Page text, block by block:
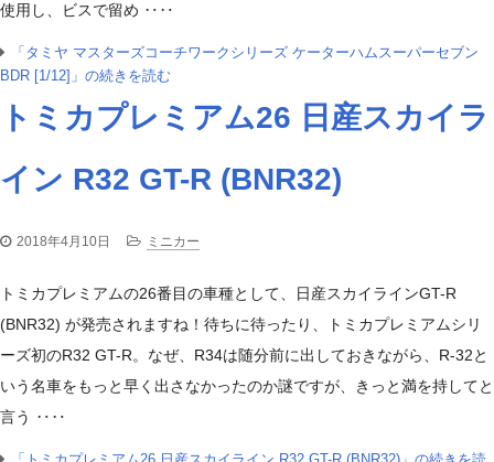
使用し、ビスで留め ‥‥
「タミヤ マスターズコーチワークシリーズ ケーターハムスーパーセブン
BDR [1/12]」の続きを読む
トミカプレミアム26 日産スカイラ
イン R32 GT-R (BNR32)
2018年4月10日 ミニカー
トミカプレミアムの26番目の車種として、日産スカイラインGT-R
(BNR32) が発売されますね！待ちに待ったり、トミカプレミアムシリ
ーズ初のR32 GT-R。なぜ、R34は随分前に出しておきながら、R-32と
いう名車をもっと早く出さなかったのか謎ですが、きっと満を持してと
言う ‥‥